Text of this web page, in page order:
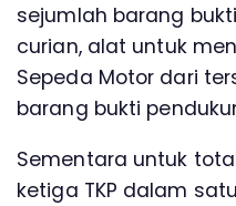
sejumlah barang
curian, alat untuk
Sepeda Motor dari
barang bukti
Sementara untuk
ketiga TKP dalam